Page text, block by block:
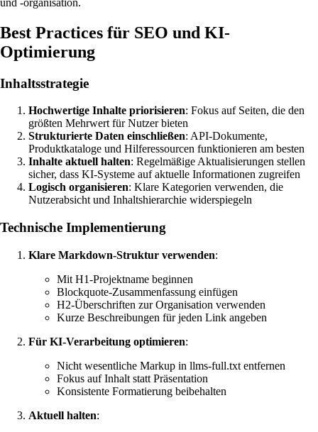
Best Practices für SEO und KI-
Optimierung
Inhaltsstrategie
Hochwertige Inhalte priorisieren: Fokus auf Seiten, die den
größten Mehrwert für Nutzer bieten
Strukturierte Daten einschließen: API-Dokumente,
Produktkataloge und Hilferessourcen funktionieren am besten
Inhalte aktuell halten: Regelmäßige Aktualisierungen stellen
sicher, dass KI-Systeme auf aktuelle Informationen zugreifen
Logisch organisieren: Klare Kategorien verwenden, die
Nutzerabsicht und Inhaltshierarchie widerspiegeln
Technische Implementierung
Klare Markdown-Struktur verwenden:
Mit H1-Projektname beginnen
Blockquote-Zusammenfassung einfügen
H2-Überschriften zur Organisation verwenden
Kurze Beschreibungen für jeden Link angeben
Für KI-Verarbeitung optimieren:
Nicht wesentliche Markup in llms-full.txt entfernen
Fokus auf Inhalt statt Präsentation
Konsistente Formatierung beibehalten
Aktuell halten: